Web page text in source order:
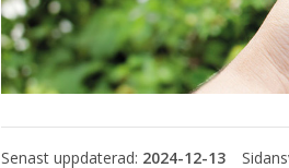
Senast uppdaterad: 2024-12-13